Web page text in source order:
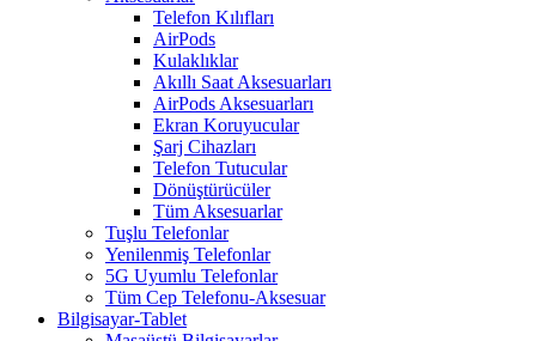
Telefon Kılıfları
AirPods
Kulaklıklar
Akıllı Saat Aksesuarları
AirPods Aksesuarları
Ekran Koruyucular
Şarj Cihazları
Telefon Tutucular
Dönüştürücüler
Tüm Aksesuarlar
Tuşlu Telefonlar
Yenilenmiş Telefonlar
5G Uyumlu Telefonlar
Tüm Cep Telefonu-Aksesuar
Bilgisayar-Tablet